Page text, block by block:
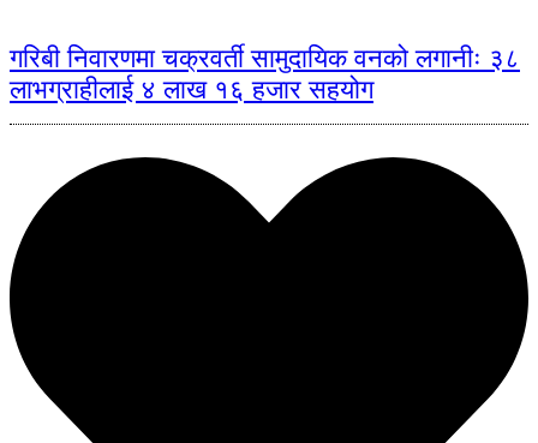
गरिबी निवारणमा चक्रवर्ती सामुदायिक वनको लगानीः ३८
लाभग्राहीलाई ४ लाख १६ हजार सहयोग